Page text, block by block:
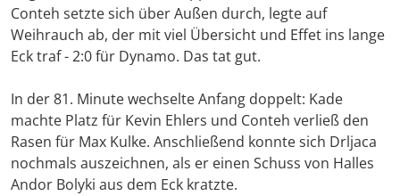
Conteh setzte sich über Außen durch, legte auf
Weihrauch ab, der mit viel Übersicht und Effet ins lange
Eck traf - 2:0 für Dynamo. Das tat gut.
In der 81. Minute wechselte Anfang doppelt: Kade
machte Platz für Kevin Ehlers und Conteh verließ den
Rasen für Max Kulke. Anschließend konnte sich Drljaca
nochmals auszeichnen, als er einen Schuss von Halles
Andor Bolyki aus dem Eck kratzte.